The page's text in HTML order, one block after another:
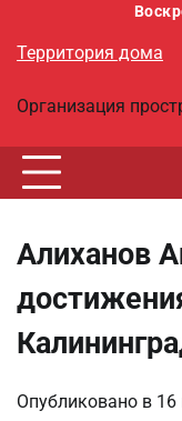
содержимому
Территория дома
Организация
Алиханов
Опубликовано в 16